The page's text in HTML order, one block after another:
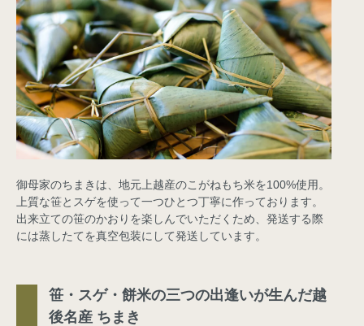
御母家のちまきは、地元上越産のこがねもち米を100%使用。
上質な笹とスゲを使って一つひとつ丁寧に作っております。
出来立ての笹のかおりを楽しんでいただくため、発送する際
には蒸したてを真空包装にして発送しています。
笹・スゲ・餅米の三つの出逢いが生んだ越
後名産 ちまき